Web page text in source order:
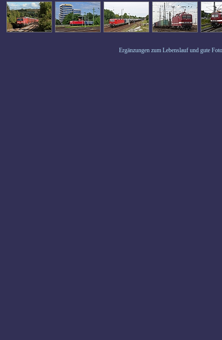
Ergänzungen zum Lebenslauf und gute